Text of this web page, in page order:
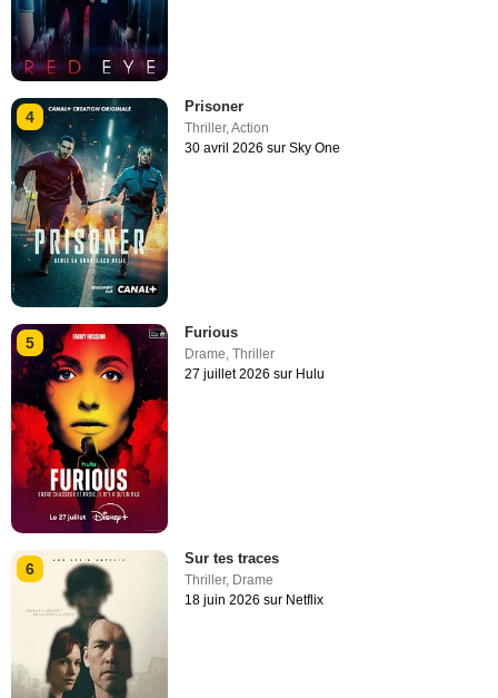
4
Prisoner
Thriller,Action
30 avril 2026 sur Sky One
5
Furious
Drame,Thriller
27 juillet 2026 sur Hulu
6
Sur tes traces
Thriller, Drame
18 juin 2026 sur Netflix